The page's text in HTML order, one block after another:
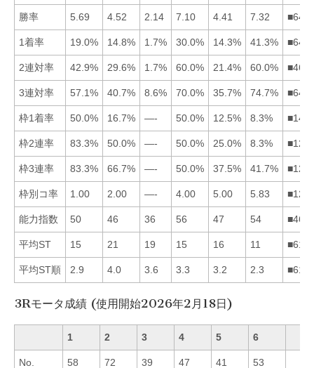
勝率 5.69 4.52 2.14 7.10 4.41 7.32
1着率 19.0% 14.8% 1.7% 30.0% 14.3% 41.3%
2連対率 42.9% 29.6% 1.7% 60.0% 21.4% 60.0%
3連対率 57.1% 40.7% 8.6% 70.0% 35.7% 74.7%
枠1着率 50.0% 16.7% —- 50.0% 12.5% 8.3%
枠2連率 83.3% 50.0% —- 50.0% 25.0% 8.3%
枠3連率 83.3% 66.7% —- 50.0% 37.5% 41.7%
枠別コ率 1.00 2.00 —- 4.00 5.00 5.83
能力指数 50 46 36 56 47 54
平均ST 15 21 19 15 16 11
平均ST順 2.9 4.0 3.6 3.3 3.2 2.3
3Rモータ成績 (使用開始2026年2月18日)
1 2 3 4 5 6
No. 58 72 39 47 41 53